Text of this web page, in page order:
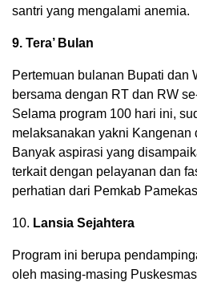
santri yang mengalami anemia.
9. Tera’ Bulan
Pertemuan bulanan Bupati dan
bersama dengan RT dan RW
Selama program 100 hari ini,
melaksanakan yakni Kangenan
Banyak aspirasi yang
terkait dengan pelayanan dan
perhatian dari Pemkab
10. Lansia Sejahtera
Program ini berupa
oleh masing-masing